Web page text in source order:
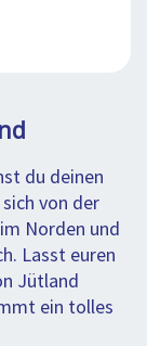
du deinen
von der
Norden und
Lasst euren
Jütland
ein tolles